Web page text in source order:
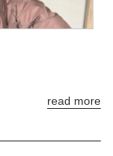
read more